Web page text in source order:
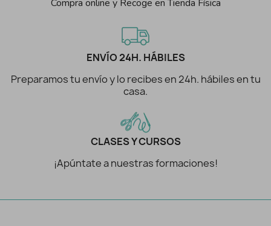
Compra online y Recoge en Tienda Física
ENVÍO 24H. HÁBILES
Preparamos tu envío y lo recibes en 24h. hábiles en tu
casa.
CLASES Y CURSOS
¡Apúntate a nuestras formaciones!